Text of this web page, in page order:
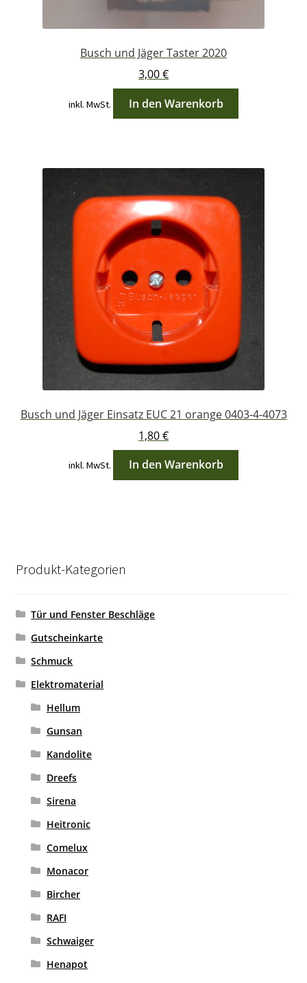
Busch und Jäger Taster 2020
3,00€
inkl. MwSt. In den Warenkorb
Busch und Jäger Einsatz EUC 21 orange 0403-4-4073
1,80€
inkl. MwSt. In den Warenkorb
Produkt-Kategorien
Tür und Fenster Beschläge
Gutscheinkarte
Schmuck
Elektromaterial
Hellum
Gunsan
Kandolite
Dreefs
Sirena
Heitronic
Comelux
Monacor
Bircher
RAFI
Schwaiger
Henapot